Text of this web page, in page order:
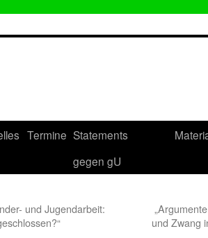
Termine Statements
gegen gU
und Jugendarbeit:
und Zwang